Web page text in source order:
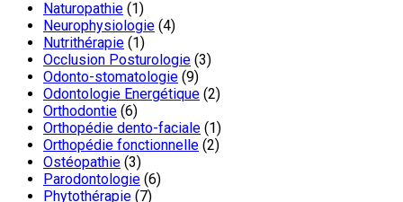
Naturopathie (1)
Neurophysiologie (4)
Nutrithérapie (1)
Occlusion Posturologie (3)
Odonto-stomatologie (9)
Odontologie Energétique (2)
Orthodontie (6)
Orthopédie dento-faciale (1)
Orthopédie fonctionnelle (2)
Ostéopathie (3)
Parodontologie (6)
Phytothérapie (7)